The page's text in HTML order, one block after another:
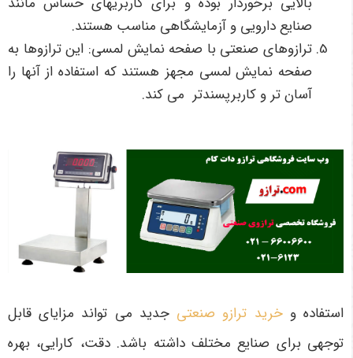
صنایع دارویی و آزمایشگاهی مناسب هستند.
ترازوهای صنعتی با صفحه نمایش لمسی: این ترازوها به
صفحه نمایش لمسی مجهز هستند که استفاده از آنها را
آسان تر و کاربرپسندتر می کند.
استفاده وخرید ترازو صنعتی جدید می تواند مزایای قابل
توجهی برای صنایع مختلف داشته باشد. دقت، کارایی، بهره